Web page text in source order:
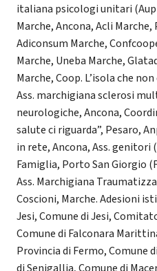
italiana psicologi unitari
Marche, Ancona, Acli Marche,
Adiconsum Marche,
Marche, Uneba Marche,
Marche, Coop. L’isola che
Ass. marchigiana sclerosi
neurologiche, Ancona,
salute ci riguarda”, Pesaro,
in rete, Ancona, Ass. genitori
Famiglia, Porto San Giorgio
Ass. Marchigiana
Coscioni, Marche. Adesioni
Jesi, Comune di Jesi,
Comune di Falconara
Provincia di Fermo, Comune